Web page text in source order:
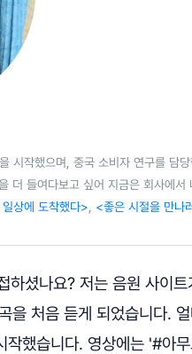
시작했으며, 중국 소비자 연구를 담
더 들여다보고 싶어 지금은 회사에
상에 도착했다> <좋은 시절을 만나
하셨나요? 저는 음원 사이
을 처음 듣게 되었습니다.
작했습니다. 영상에는 '#아